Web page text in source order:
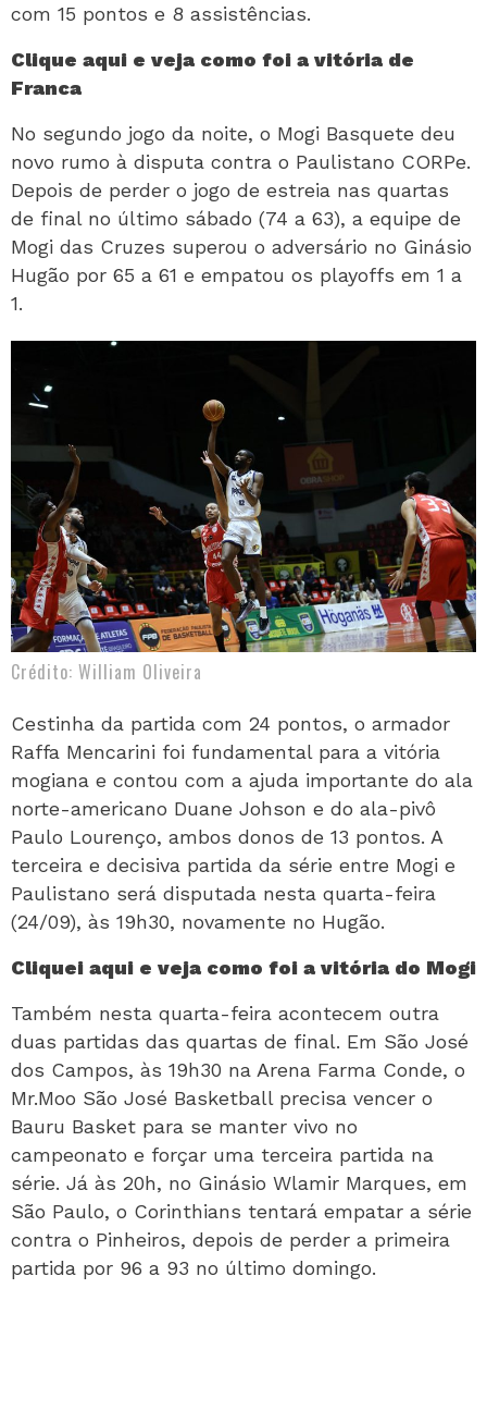
com 15 pontos e 8 assistências.
Clique aqui e veja como foi a vitória de
Franca
No segundo jogo da noite, o Mogi Basquete deu
novo rumo à disputa contra o Paulistano CORPe.
Depois de perder o jogo de estreia nas quartas
de final no último sábado (74 a 63), a equipe de
Mogi das Cruzes superou o adversário no Ginásio
Hugão por 65 a 61 e empatou os playoffs em 1 a
1.
Crédito: William Oliveira
Cestinha da partida com 24 pontos, o armador
Raffa Mencarini foi fundamental para a vitória
mogiana e contou com a ajuda importante do ala
norte-americano Duane Johson e do ala-pivô
Paulo Lourenço, ambos donos de 13 pontos. A
terceira e decisiva partida da série entre Mogi e
Paulistano será disputada nesta quarta-feira
(24/09), às 19h30, novamente no Hugão.
Cliquei aqui e veja como foi a vitória do Mogi
Também nesta quarta-feira acontecem outra
duas partidas das quartas de final. Em São José
dos Campos, às 19h30 na Arena Farma Conde, o
Mr.Moo São José Basketball precisa vencer o
Bauru Basket para se manter vivo no
campeonato e forçar uma terceira partida na
série. Já às 20h, no Ginásio Wlamir Marques, em
São Paulo, o Corinthians tentará empatar a série
contra o Pinheiros, depois de perder a primeira
partida por 96 a 93 no último domingo.